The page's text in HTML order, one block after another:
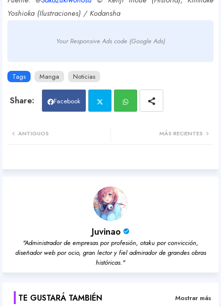
Yoshioka (Ilustraciones) / Kodansha
Your Responsive Ads code (Google Ads)
Tags Manga Noticias
Facebook
pp
MÁS RECIENTES
ANTIGUOS
Juvinao
"Administrador de empresas por profesión, otaku por convicción,
diseñador web por ocio, gran lector y fiel admirador de grandes obras
históricas."
TE GUSTARÁ TAMBIÉN Mostrar más